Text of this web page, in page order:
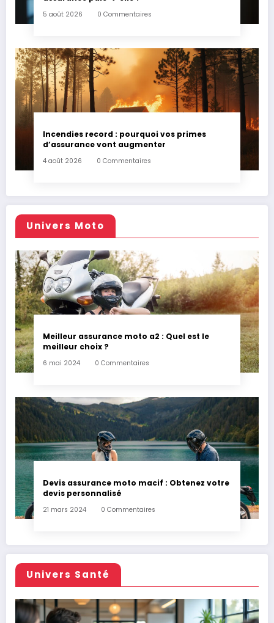
5 août 2026 0 Commentaires
Incendies record : pourquoi vos primes
d’assurance vont augmenter
4 août 2026 0 Commentaires
Univers Moto
Meilleur assurance moto a2 : Quel est le
meilleur choix ?
6 mai 2024 0 Commentaires
Devis assurance moto macif : Obtenez votre
devis personnalisé
21 mars 2024 0 Commentaires
Univers Santé